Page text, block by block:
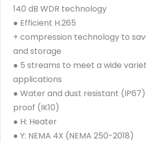
140 dB WDR technology
● Efficient H.265
+ compression technology to
and storage
● 5 streams to meet a wide
applications
● Water and dust resistant
proof (IK10)
● H: Heater
● Y: NEMA 4X (NEMA 250-2018)